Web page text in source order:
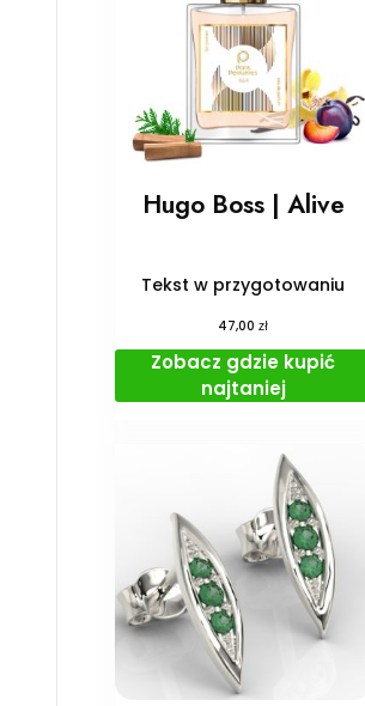
Hugo Boss | Alive
Tekst w przygotowaniu
47,00zł
Zobacz gdzie kupić
najtaniej